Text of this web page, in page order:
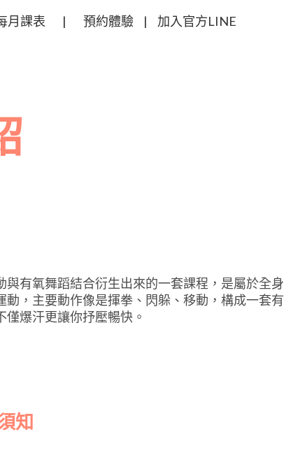
月課表 | 預約體驗 | 加入官方LINE
與有氧舞蹈結合衍生出來的一套課程，是屬於全身
動，主要動作像是揮拳、閃躲、移動，構成一套有
僅爆汗更讓你抒壓暢快。
知